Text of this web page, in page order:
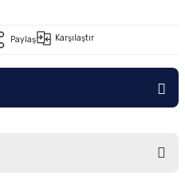
Paylaş Karşılaştır